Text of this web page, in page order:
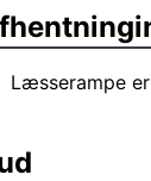
Læsserampe